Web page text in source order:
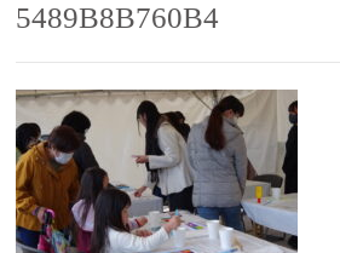
5489B8B760B4